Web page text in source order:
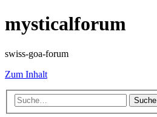
mysticalforum
swiss-goa-forum
Zum Inhalt
Suche